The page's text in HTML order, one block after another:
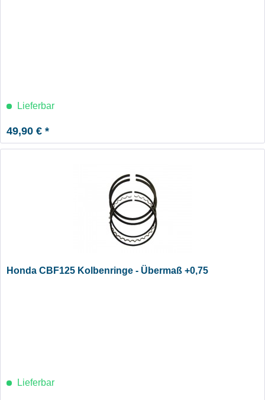
Lieferbar
49,90 € *
Honda CBF125 Kolbenringe - Übermaß +0,75
Lieferbar